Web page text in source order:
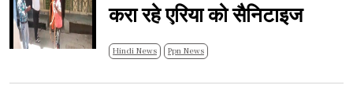
करा रहे एरिया को सैनिटाइज
Hindi News Ppn News